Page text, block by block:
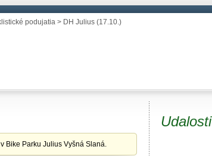
podujatia > DH Julius (17.10.)
Bike Parku Julius Vyšná Slaná.
Udalosti